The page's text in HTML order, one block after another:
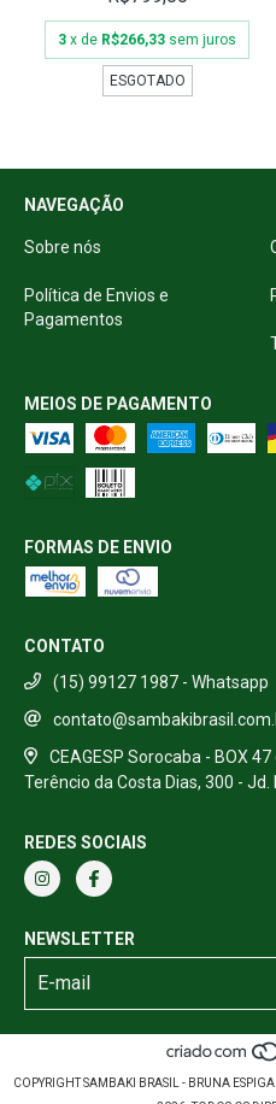
3 x de R$266,33 sem juros
ESGOTADO
NAVEGAÇÃO
Sobre nós
Política de Envios e
Pagamentos
MEIOS DE PAGAMENTO
FORMAS DE ENVIO
CONTATO
(15) 99127 1987 - Whatsapp
CEAGESP Sorocaba - BOX
Terêncio da Costa Dias, 300 -
REDES SOCIAIS
NEWSLETTER
COPYRIGHT SAMBAKI BRASIL - BRUNA